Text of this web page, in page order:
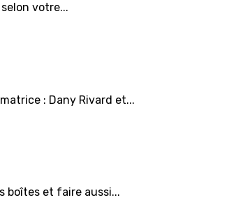
votre...
: Dany Rivard et...
boîtes et faire aussi...